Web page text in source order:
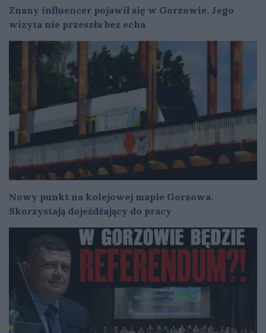
Znany influencer pojawił się w Gorzowie. Jego
wizyta nie przeszła bez echa
Nowy punkt na kolejowej mapie Gorzowa.
Skorzystają dojeżdżający do pracy